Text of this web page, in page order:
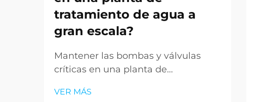
tratamiento de agua a
gran escala?
Mantener las bombas y válvulas
críticas en una planta de
requiere una planificación
VER MÁS